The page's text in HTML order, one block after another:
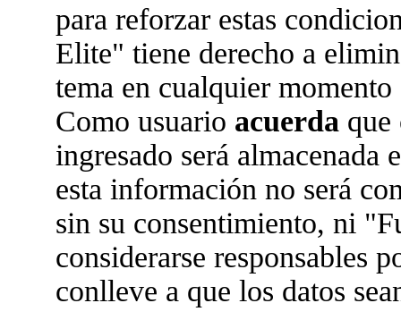
para reforzar estas
Elite" tiene derecho a
tema en cualquier
Como usuario acuerda que
ingresado será almacenada
esta información no será
sin su consentimiento, ni
considerarse responsables
conlleve a que los datos